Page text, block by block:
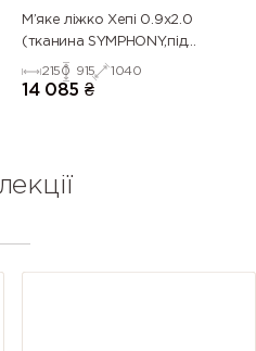
М’яке ліжко Хепі 0.9х2.0
(тканина SYMPHONY,під
замовлення)
2150 915 1040
14 085 ₴